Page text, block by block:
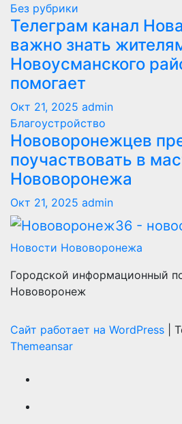
Без рубрики
Телеграм канал
важно знать
Новоусманского
помогает
Окт 21, 2025 admin
Благоустройство
Нововоронежцев
поучаствовать в
Нововоронежа
Окт 21, 2025 admin
Новости Нововоронежа
Городской информационный
Нововоронеж
Сайт работает на WordPress
Themeansar